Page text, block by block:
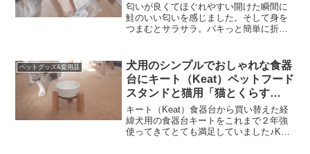
匂いが良くてほぐれやすい開けた瞬間に
鮭のいい匂いを感じました。そして身を
つまむとサラサラ。パキっと簡単に折れ
たい。とにかく実物を動画でご覧くださ
い。これかなり高品質です...
ペットグッズ&愛用品
犬用のシンプルでおしゃれな食器
台にキート（Keat）ペットフード
スタンドと猫用「猫とくらす
310bld」食器台を比較
キート（Keat）食器台から買い替えた経
緯犬用の食器台キートをこれまで２年強
使ってきてとても満足していました♪Keat